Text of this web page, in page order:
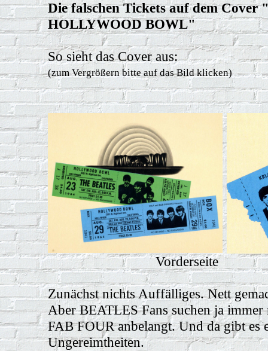
Die falschen Tickets auf dem
HOLLYWOOD BOWL"
So sieht das Cover aus:
(zum Vergrößern bitte auf das Bild klicken)
Vorderseite
Zunächst nichts Auffälliges. Nett
Aber BEATLES Fans suchen ja immer
FAB FOUR anbelangt. Und da gibt es
Ungereimtheiten.